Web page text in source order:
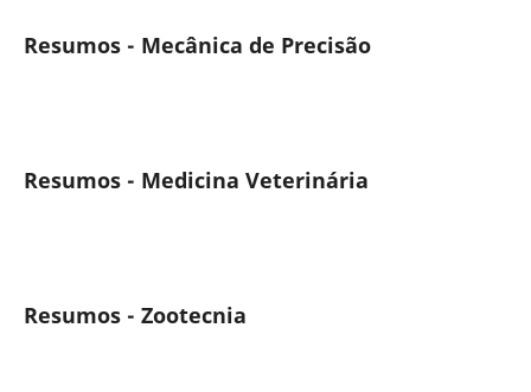
Resumos - Mecânica de Precisão
Resumos - Medicina Veterinária
Resumos - Zootecnia